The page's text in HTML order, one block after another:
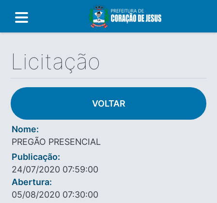
Licitação
VOLTAR
Nome:
PREGÃO PRESENCIAL
Publicação:
24/07/2020 07:59:00
Abertura:
05/08/2020 07:30:00